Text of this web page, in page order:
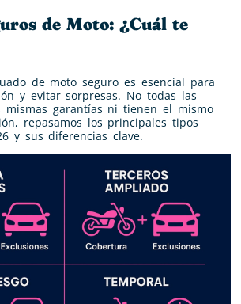
de Moto: ¿Cuál te
de moto seguro es esencial para
y evitar sorpresas. No todas las
mismas garantías ni tienen el mismo
repasamos los principales tipos
y sus diferencias clave.